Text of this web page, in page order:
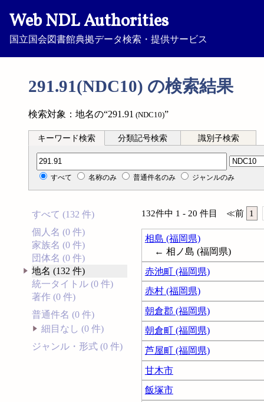
Web NDL Authorities
国立国会図書館典拠データ検索・提供サービス
291.91(NDC10) の検索結果
検索対象：地名の“291.91 (NDC10)”
キーワード検索 分類記号検索 識別子検索
分類記号検索
すべて 名称のみ 普通件名のみ ジャンルのみ
すべて (132 件)
個人名 (0 件)
家族名 (0 件)
団体名 (0 件)
地名 (132 件)
統一タイトル (0 件)
著作 (0 件)
普通件名 (0 件)
細目なし (0 件)
ジャンル・形式 (0 件)
132件中 1 - 20 件目 ≪前 1
相島 (福岡県)
← 相ノ島 (福岡県)
赤池町 (福岡県)
赤村 (福岡県)
朝倉郡 (福岡県)
朝倉町 (福岡県)
芦屋町 (福岡県)
甘木市
飯塚市